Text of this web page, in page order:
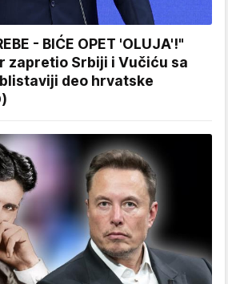
- BIĆE OPET 'OLUJA'!"
zapretio Srbiji i Vučiću sa
deo hrvatske